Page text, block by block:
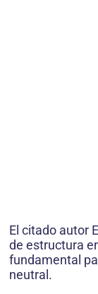
El citado autor
de estructura
fundamental
neutral.